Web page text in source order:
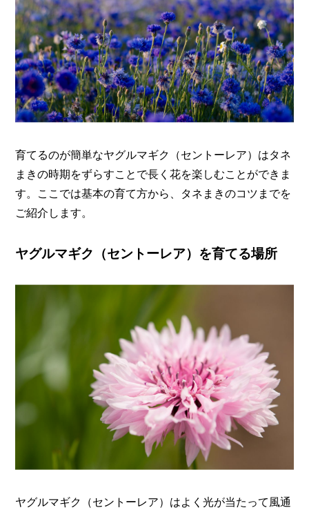
育てるのが簡単なヤグルマギク（セントーレア）はタネ
まきの時期をずらすことで長く花を楽しむことができま
す。ここでは基本の育て方から、タネまきのコツまでを
ご紹介します。
ヤグルマギク（セントーレア）を育てる場所
ヤグルマギク（セントーレア）はよく光が当たって風通